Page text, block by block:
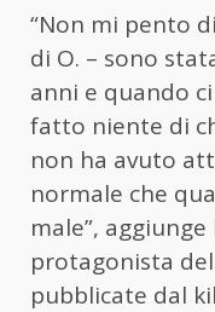
“Non mi pento
di O. – sono
anni e quando
fatto niente di
non ha avuto
normale che
male”,
protagonista
pubblicate dal